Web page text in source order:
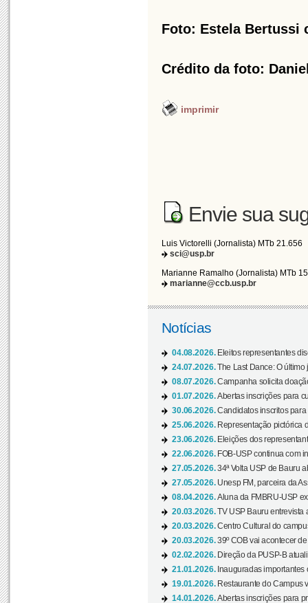
Foto: Estela Bertussi
Crédito da foto:
imprimir
Envie sua
Luis Victorelli (Jornalista) MTb 21.656
sci@usp.br
Marianne Ramalho (Jornalista) MTb
marianne@ccb.usp.br
Notícias
04.08.2026. Eleitos representantes
24.07.2026.The Last Dance: O
08.07.2026.Campanha solicita
01.07.2026.Abertas inscrições para
30.06.2026.Candidatos inscritos
25.06.2026. Representação pictórica
23.06.2026. Eleições dos
22.06.2026. FOB-USP continua com
27.05.2026.34ª Volta USP de Bauru
27.05.2026. Unesp FM, parceira da
08.04.2026.Aluna da FMBRU-USP
20.03.2026.TV USP Bauru entrevista
20.03.2026.Centro Cultural do
20.03.2026.39º COB vai acontecer
02.02.2026. Direção da PUSP-B
21.01.2026. Inauguradas
19.01.2026. Restaurante do Campus
14.01.2026.Abertas inscrições para